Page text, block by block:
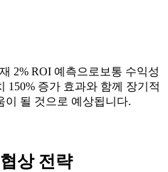
2% ROI 예측으로 보통 수익성
150% 증가 효과와 함께 장기적
이 될 것으로 예상됩니다.
상 전략